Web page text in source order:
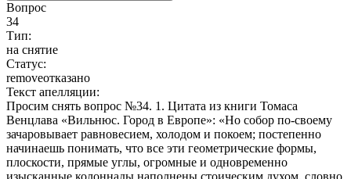
Вопрос
34
Тип:
на снятие
Статус:
removeотказано
Текст апелляции:
Просим снять вопрос №34. 1. Цитата из книги Томаса
Венцлава «Вильнюс. Город в Европе»: «Но собор по-своему
зачаровывает равновесием, холодом и покоем; постепенно
начинаешь понимать, что все эти геометрические формы,
плоскости, прямые углы, огромные и одновременно
изысканные колоннады наполнены стоическим духом, словно